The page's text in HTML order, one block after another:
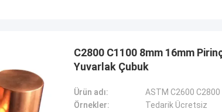
C2800 C1100 8mm 16mm
Yuvarlak Çubuk
Ürün adı:
ASTM C2600
Örnekler:
Tedarik Ücretsiz